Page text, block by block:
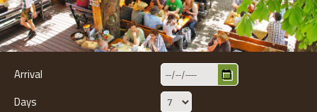
Arrival
Days